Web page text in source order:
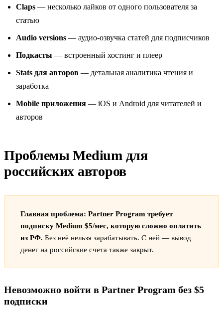
Claps — несколько лайков от одного пользователя за
статью
Audio versions — аудио-озвучка статей для подписчиков
Подкасты — встроенный хостинг и плеер
Stats для авторов — детальная аналитика чтения и
заработка
Mobile приложения — iOS и Android для читателей и
авторов
Проблемы Medium для
российских авторов
Главная проблема: Partner Program требует
подписку Medium $5/мес, которую сложно оплатить
из РФ. Без неё нельзя зарабатывать. С ней — вывод
денег на российские счета также закрыт.
Невозможно войти в Partner Program без $5
подписки